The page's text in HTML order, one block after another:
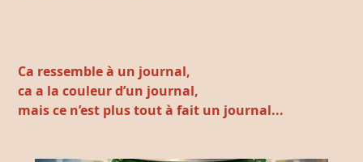
Ca ressemble à un journal,
ca a la couleur d’un journal,
mais ce n’est plus tout à fait un journal...